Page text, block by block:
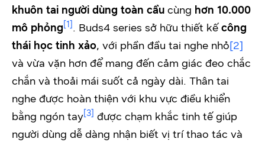
khuôn tai người dùng toàn cầu cùng hơn 10.000
mô phỏng [1] . Buds4 series sở hữu thiết kếcông
thái học tinh xảo, với phần đầu tai nghe nhỏ[2]
và vừa vặn hơn để mang đến cảm giác đeo chắc
chắn và thoải mái suốt cả ngày dài. Thân tai
nghe được hoàn thiện với khu vực điều khiển
bằng ngón tay[3] được chạm khắc tinh tế giúp
người dùng dễ dàng nhận biết vị trí thao tác và